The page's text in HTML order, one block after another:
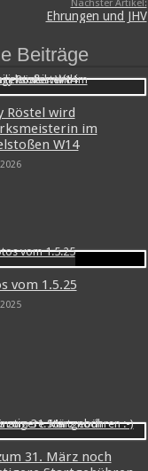
Nächster Artikel:
Ehrungen und JHV
Beiträge
Röstel wird
im
W14
vom 1.5.25
31. März noch